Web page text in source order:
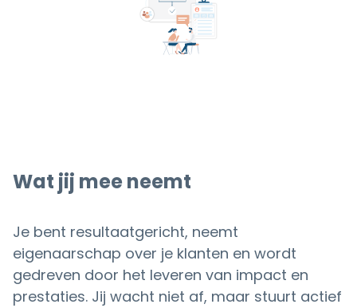
Wat jij mee neemt
Je bent resultaatgericht, neemt
eigenaarschap over je klanten en wordt
gedreven door het leveren van impact en
prestaties. Jij wacht niet af, maar stuurt actief